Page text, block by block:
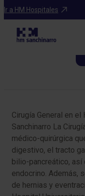
Ir a HM Hospitales
Especialidades
Cirugía General en
Sanchinarro La
médico-quirúrgica
digestivo, el tracto
bilio-pancreático,
endocrino. Además,
de hernias y